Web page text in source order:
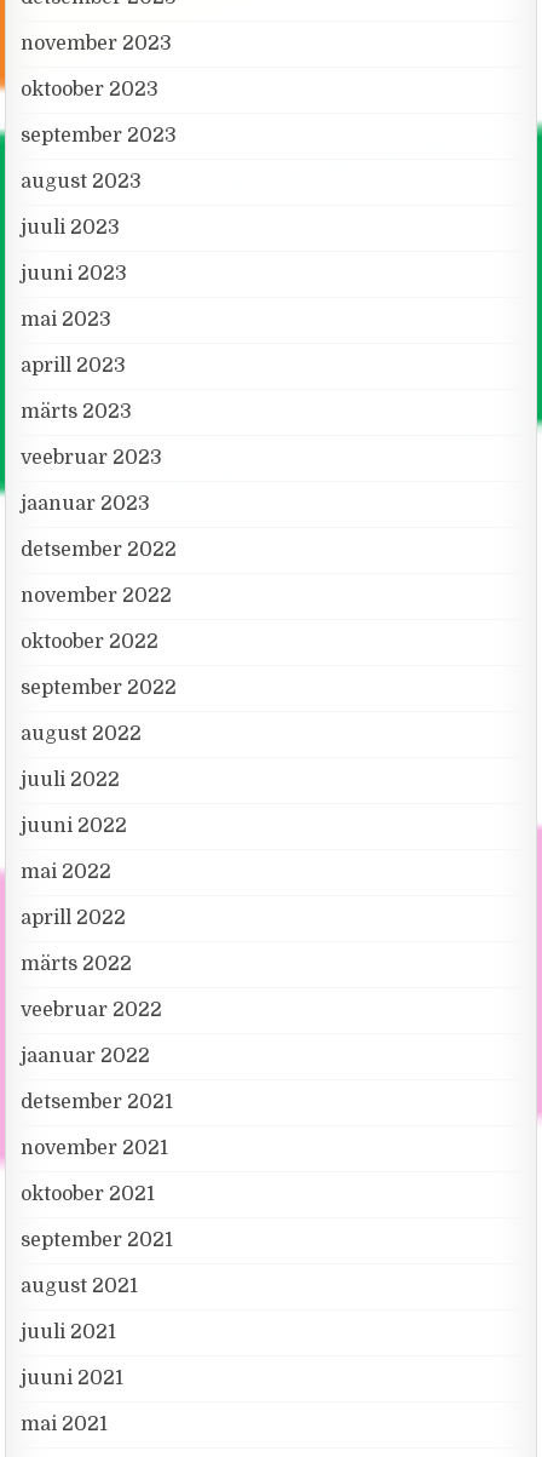
november 2023
oktoober 2023
september 2023
august 2023
juuli 2023
juuni 2023
mai 2023
aprill 2023
märts 2023
veebruar 2023
jaanuar 2023
detsember 2022
november 2022
oktoober 2022
september 2022
august 2022
juuli 2022
juuni 2022
mai 2022
aprill 2022
märts 2022
veebruar 2022
jaanuar 2022
detsember 2021
november 2021
oktoober 2021
september 2021
august 2021
juuli 2021
juuni 2021
mai 2021